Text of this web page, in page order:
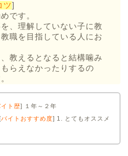
ツ]
です。
、理解していない子に教
職を目指している人にお
教えるとなると結構噛み
らえなかったりするの
ト歴] １年～２年
バイトおすすめ度] 1. とてもオススメ